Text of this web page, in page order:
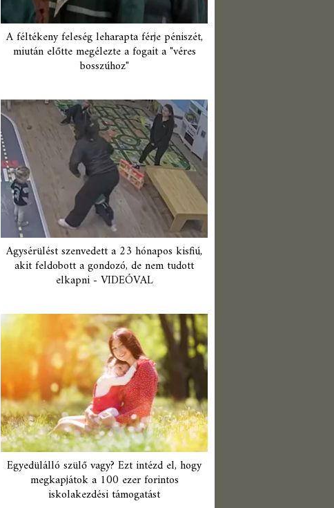
A féltékeny feleség leharapta férje péniszét,
miután előtte megélezte a fogait a "véres
bosszúhoz"
Agysérülést szenvedett a 23 hónapos kisfiú,
akit feldobott a gondozó, de nem tudott
elkapni - VIDEÓVAL
Egyedülálló szülő vagy? Ezt intézd el, hogy
megkapjátok a 100 ezer forintos
iskolakezdési támogatást